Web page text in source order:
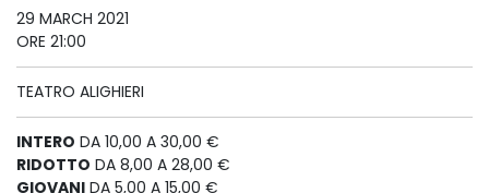
29 MARCH 2021
ORE 21:00
TEATRO ALIGHIERI
INTERO DA 10,00 A 30,00 €
RIDOTTO DA 8,00 A 28,00 €
GIOVANI DA 5,00 A 15,00 €